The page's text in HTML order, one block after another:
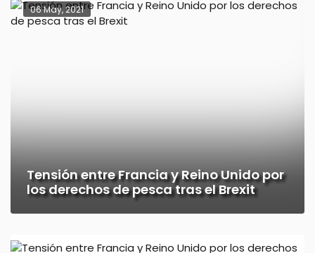
06 May, 2021
Tensión entre Francia y Reino Unido por
los derechos de pesca tras el Brexit